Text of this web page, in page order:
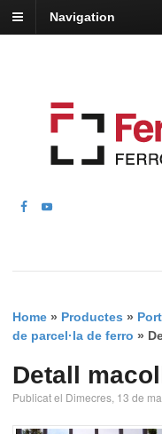
Navigation
Home » Productes »
de parcel·la de ferro »
Detall
Publicat el Dimecres, 13 de